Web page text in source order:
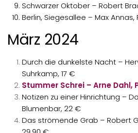
Schwarzer Oktober – Robert
Berlin, Siegesallee – Max
März 2024
Durch die dunkelste Nacht –
Suhrkamp, 17 €
Stummer Schrei – Arne Dahl,
Notizen zu einer Hinrichtung –
Blumenbar, 22 €
Das strömende Grab – Robert